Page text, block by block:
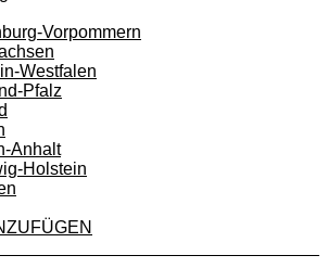
Vorpommern
Westfalen
Pfalz
Anhalt
Holstein